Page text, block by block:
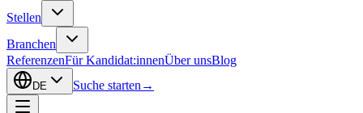
Stellen
Branchen
ReferenzenFür Kandidat:innenÜber unsBlog
DE Suche starten →